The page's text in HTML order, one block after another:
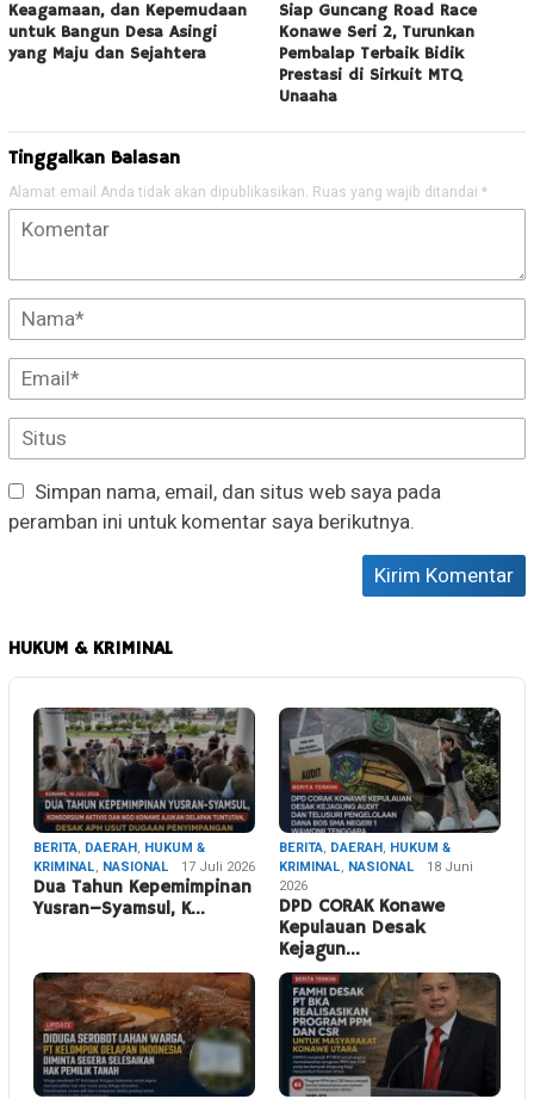
Keagamaan, dan Kepemudaan
untuk Bangun Desa Asingi
yang Maju dan Sejahtera
Siap Guncang Road Race
Konawe Seri 2, Turunkan
Pembalap Terbaik Bidik
Prestasi di Sirkuit MTQ
Unaaha
Tinggalkan Balasan
Alamat email Anda tidak akan dipublikasikan. Ruas yang wajib ditandai *
Simpan nama, email, dan situs web saya pada
peramban ini untuk komentar saya berikutnya.
HUKUM & KRIMINAL
BERITA, DAERAH, HUKUM &
KRIMINAL, NASIONAL 17 Juli 2026
Dua Tahun Kepemimpinan
Yusran–Syamsul, K…
BERITA, DAERAH, HUKUM &
KRIMINAL, NASIONAL
18 Juni
2026
DPD CORAK Konawe
Kepulauan Desak
Kejagun…